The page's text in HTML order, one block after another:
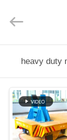
heavy duty